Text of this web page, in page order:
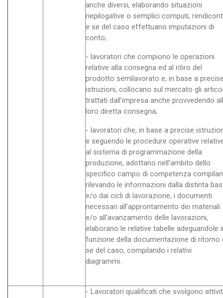
anche diversi, elaborando situazioni
riepilogative o semplici computi,
e se del caso effettuano imputazioni di
conto;
- lavoratori che compiono le operazioni
relative alla consegna ed al ritiro del
prodotto semilavorato e, in base a
istruzioni, collocano sul mercato gli
trattati dall'impresa anche provvedendo
loro diretta consegna;
- lavoratori che, in base a precise
e seguendo le procedure operative
al sistema di programmazione della
produzione, adottano nell'ambito dello
specifico campo di competenza
rilevando le informazioni dalla distinta
e/o dai cicli di lavorazione, i documenti
necessari all'approntamento dei materiali
e/o all'avanzamento delle lavorazioni,
elaborano le relative tabelle adeguandole
funzione della documentazione di ritorno
se del caso, compilando i relativi
diagrammi.
- Lavoratori qualificati che svolgono